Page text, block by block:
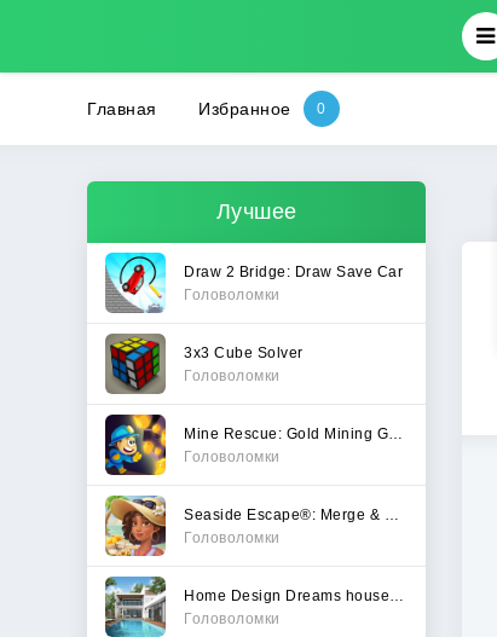
Главная Избранное
Лучшее
Draw 2 Bridge: Draw Save Car
Головоломки
3x3 Cube Solver
Головоломки
Головоломки
Головоломки
Головоломки